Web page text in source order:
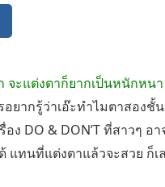
จะแต่งตาก็ยากเป็นหนักหน
ยากรู้ว่าเอ๊ะทำไมตาสองชั้
DO & DON’T ที่สาวๆ อ
แทนที่แต่งตาแล้วจะสวย ก็เ